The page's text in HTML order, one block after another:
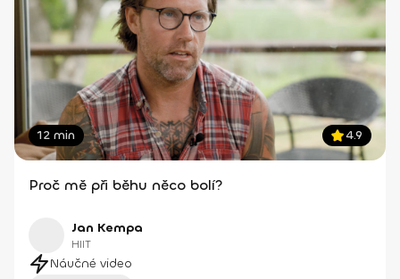
12 min 4.9
Proč mě při běhu něco bolí?
Jan Kempa
HIIT
Náučné video